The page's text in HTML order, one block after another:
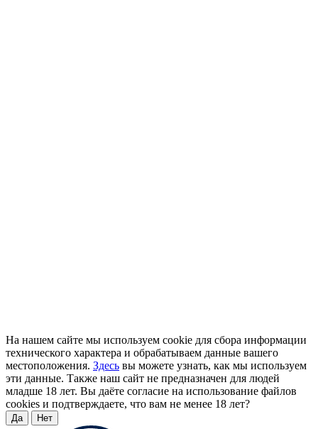
На нашем сайте мы используем cookie для сбора информации
технического характера и обрабатываем данные вашего
местоположения. Здесь вы можете узнать, как мы используем
эти данные. Также наш сайт не предназначен для людей
младше 18 лет. Вы даёте согласие на использование файлов
cookies и подтверждаете, что вам не менее 18 лет?
Да Нет